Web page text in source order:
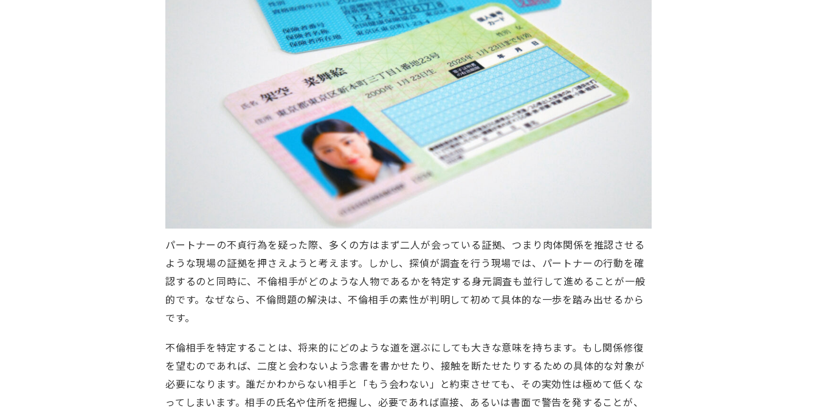
パートナーの不貞行為を疑った際、多くの方はまず二人が会っている証拠、つまり肉体関係を推認させる
ような現場の証拠を押さえようと考えます。しかし、探偵が調査を行う現場では、パートナーの行動を確
認するのと同時に、不倫相手がどのような人物であるかを特定する身元調査も並行して進めることが一般
的です。なぜなら、不倫問題の解決は、不倫相手の素性が判明して初めて具体的な一歩を踏み出せるから
です。
不倫相手を特定することは、将来的にどのような道を選ぶにしても大きな意味を持ちます。もし関係修復
を望むのであれば、二度と会わないよう念書を書かせたり、接触を断たせたりするための具体的な対象が
必要になります。誰だかわからない相手と「もう会わない」と約束させても、その実効性は極めて低くな
ってしまいます。相手の氏名や住所を把握し、必要であれば直接、あるいは書面で警告を発することが、